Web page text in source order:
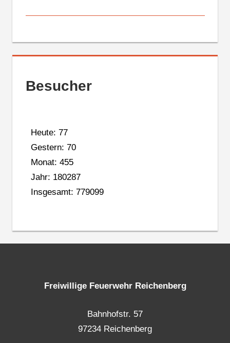
Besucher
Heute: 77
Gestern: 70
Monat: 455
Jahr: 180287
Insgesamt: 779099
Freiwillige Feuerwehr Reichenberg
Bahnhofstr. 57
97234 Reichenberg